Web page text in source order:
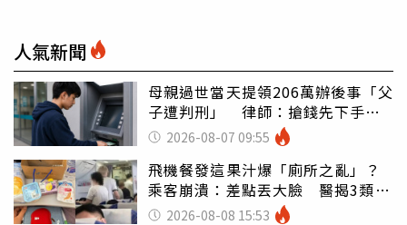
人氣新聞
母親過世當天提領206萬辦後事「父
子遭判刑」 律師：搶錢先下手是
罪 2026-08-07 09:55
飛機餐發這果汁爆「廁所之亂」？
乘客崩潰：差點丟大臉 醫揭3類人
別亂喝
2026-08-08 15:53